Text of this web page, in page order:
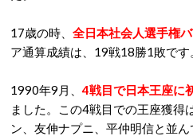
17歳の時、 全日本社会人選手権
ア通算成績は、19戦18勝1敗です
1990年9月、4戦目で日本王座に
ました。この4戦目での王座獲得
ン、友伸ナプニ、平仲明信と並ん